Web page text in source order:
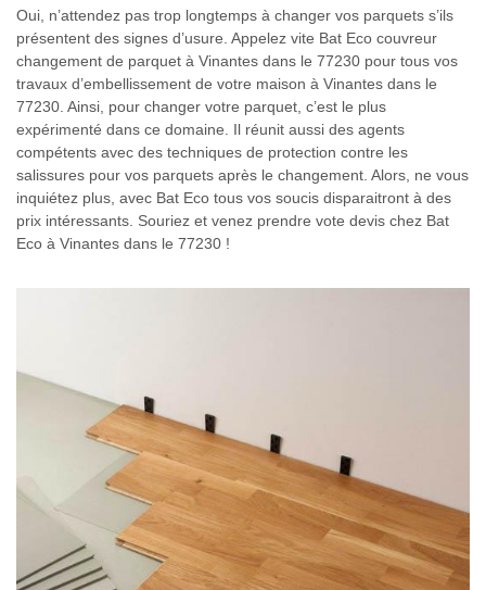
Oui, n’attendez pas trop longtemps à changer vos parquets s’ils
présentent des signes d’usure. Appelez vite Bat Eco couvreur
changement de parquet à Vinantes dans le 77230 pour tous vos
travaux d’embellissement de votre maison à Vinantes dans le
77230. Ainsi, pour changer votre parquet, c’est le plus
expérimenté dans ce domaine. Il réunit aussi des agents
compétents avec des techniques de protection contre les
salissures pour vos parquets après le changement. Alors, ne vous
inquiétez plus, avec Bat Eco tous vos soucis disparaitront à des
prix intéressants. Souriez et venez prendre vote devis chez Bat
Eco à Vinantes dans le 77230 !